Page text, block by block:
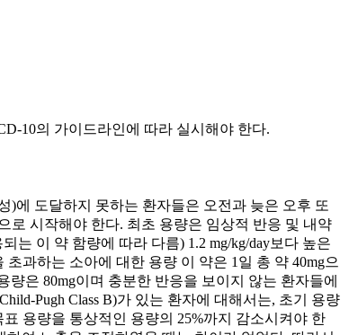
10의 가이드라인에 따라 실시해야 한다.
)에 도달하지 못하는 환자들은 오전과 늦은 오후 또
로 시작해야 한다. 최초 용량은 임상적 반응 및 내약
는 이 약 함량에 따라 다름) 1.2 mg/kg/day보다 높은
과하는 소아에 대한 용량 이 약은 1일 총 약 40mg으
은 80mg이며 충분한 반응을 보이지 않는 환자들에
Pugh Class B)가 있는 환자에 대해서는, 초기 용량
용량을 통상적인 용량의 25%까지 감소시켜야 한